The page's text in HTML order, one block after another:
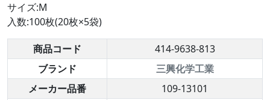
サイズ:M
入数:100枚(20枚×5袋)
商品コード
414-9638-813
ブランド
三興化学工業
メーカー品番
109-13101